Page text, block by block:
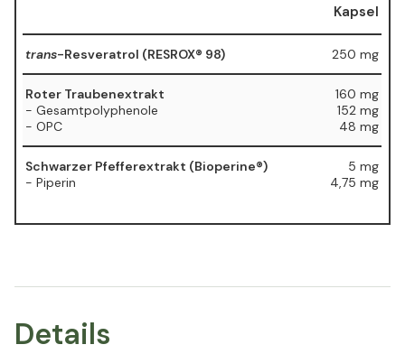
Kapsel
trans-Resveratrol (RESROX® 98) 250 mg
Roter Traubenextrakt
- Gesamtpolyphenole
- OPC
160 mg
152 mg
48 mg
Schwarzer Pfefferextrakt (Bioperine®)
- Piperin
5 mg
4,75 mg
Details